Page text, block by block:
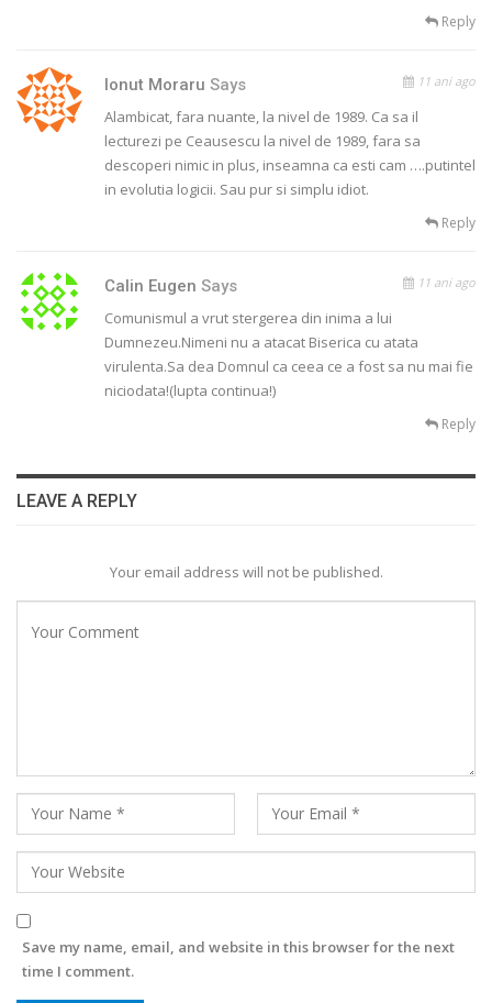
Reply
Ionut Moraru Says 11 ani ago
Alambicat, fara nuante, la nivel de 1989. Ca sa il
lecturezi pe Ceausescu la nivel de 1989, fara sa
descoperi nimic in plus, inseamna ca esti cam ….putintel
in evolutia logicii. Sau pur si simplu idiot.
Reply
Calin Eugen Says 11 ani ago
Comunismul a vrut stergerea din inima a lui
Dumnezeu.Nimeni nu a atacat Biserica cu atata
virulenta.Sa dea Domnul ca ceea ce a fost sa nu mai fie
niciodata!(lupta continua!)
Reply
LEAVE A REPLY
Your email address will not be published.
Save my name, email, and website in this browser for the next
time I comment.